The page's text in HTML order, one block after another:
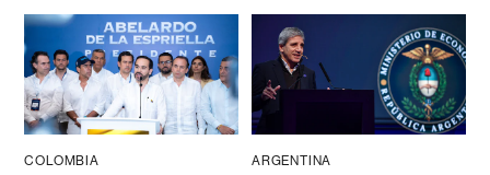
COLOMBIA ARGENTINA